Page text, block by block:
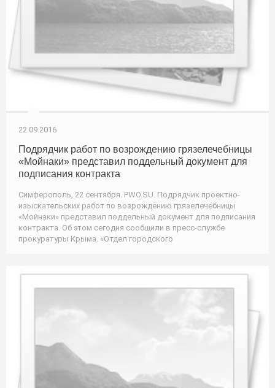
22.09.2016
Подрядчик работ по возрождению грязелечебницы
«Мойнаки» представил поддельный документ для
подписания контракта
Симферополь, 22 сентября. PWO.SU. Подрядчик проектно-
изыскательских работ по возрождению грязелечебницы
«Мойнаки» представил поддельный документ для подписания
контракта. Об этом сегодня сообщили в пресс-службе
прокуратуры Крыма. «Отдел городского